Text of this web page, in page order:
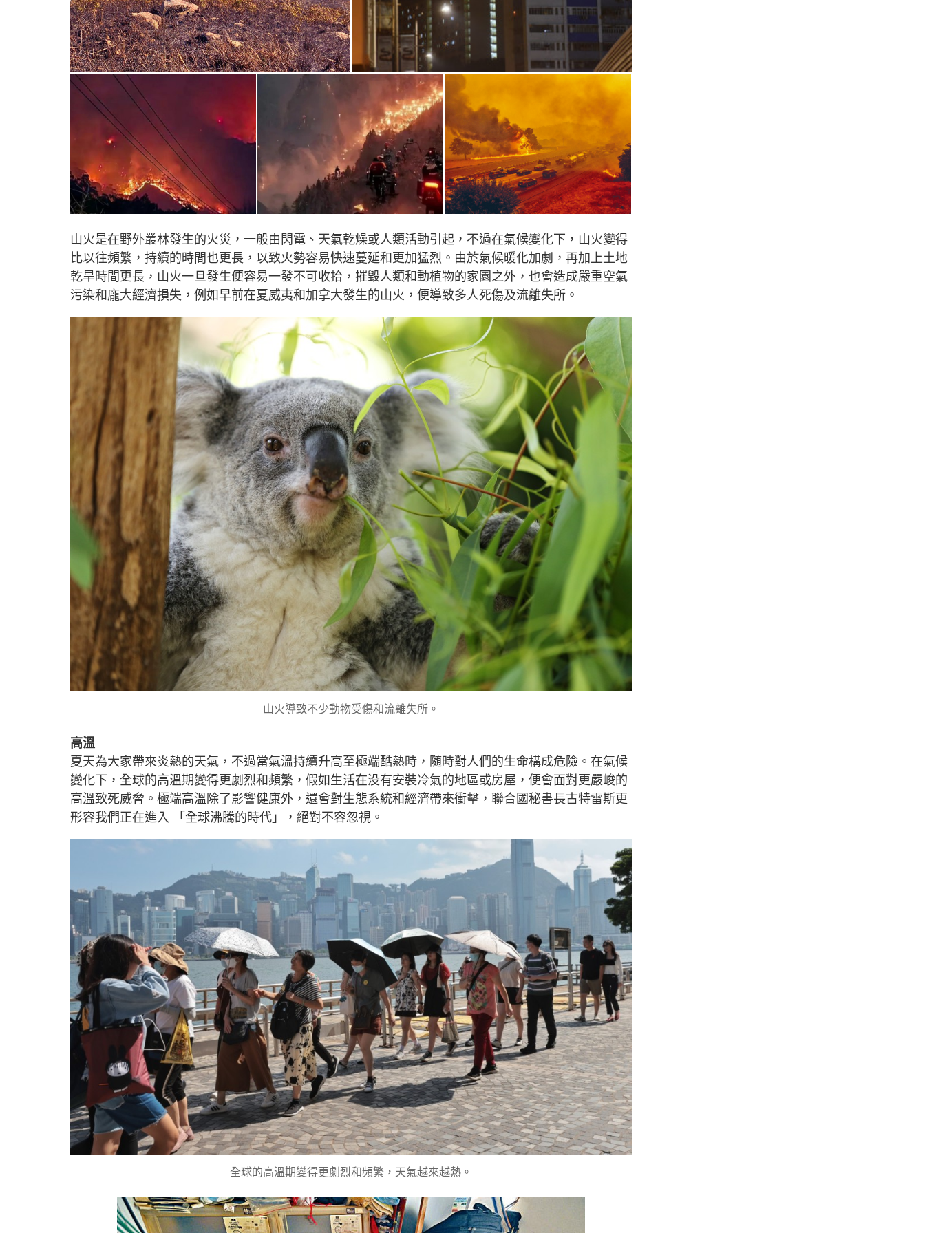
山火是在野外叢林發生的火災，一般由閃電、天氣乾燥或人類活動引起，不過在氣候變化下，山火變得
比以往頻繁，持續的時間也更長，以致火勢容易快速蔓延和更加猛烈。由於氣候暖化加劇，再加上土地
乾旱時間更長，山火一旦發生便容易一發不可收拾，摧毀人類和動植物的家園之外，也會造成嚴重空氣
污染和龐大經濟損失，例如早前在夏威夷和加拿大發生的山火，便導致多人死傷及流離失所。
山火導致不少動物受傷和流離失所。
高溫
夏天為大家帶來炎熱的天氣，不過當氣溫持續升高至極端酷熱時，随時對人們的生命構成危險。在氣候
變化下，全球的高溫期變得更劇烈和頻繁，假如生活在没有安裝冷氣的地區或房屋，便會面對更嚴峻的
高溫致死威脅。極端高溫除了影響健康外，還會對生態系統和經濟帶來衝擊，聯合國秘書長古特雷斯更
形容我們正在進入 「全球沸騰的時代」，絕對不容忽視。
全球的高溫期變得更劇烈和頻繁，天氣越來越熱。